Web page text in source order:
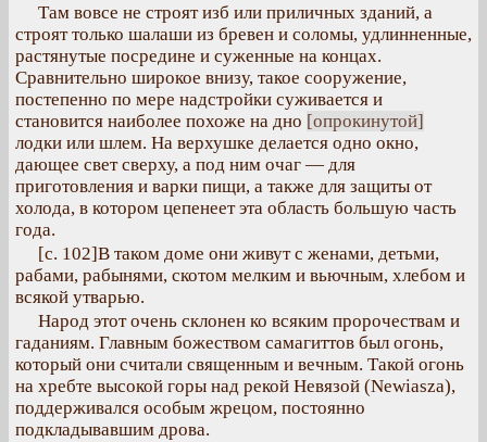
Там вовсе не строят изб или приличных зданий, а
строят только шалаши из бревен и соломы, удлинненные,
растянутые посредине и суженные на концах.
Сравнительно широкое внизу, такое сооружение,
постепенно по мере надстройки суживается и
становится наиболее похоже на дно [опрокинутой]
лодки или шлем. На верхушке делается одно окно,
дающее свет сверху, а под ним очаг — для
приготовления и варки пищи, а также для защиты от
холода, в котором цепенеет эта область большую часть
года.
[с. 102]В таком доме они живут с женами, детьми,
рабами, рабынями, скотом мелким и вьючным, хлебом и
всякой утварью.
Народ этот очень склонен ко всяким пророчествам и
гаданиям. Главным божеством самагиттов был огонь,
который они считали священным и вечным. Такой огонь
на хребте высокой горы над рекой Невязой (Newiasza),
поддерживался особым жрецом, постоянно
подкладывавшим дрова.